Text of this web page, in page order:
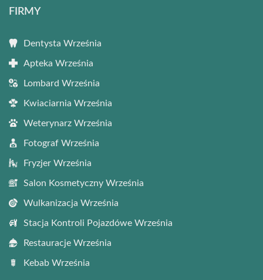
FIRMY
Dentysta Września
Apteka Września
Lombard Września
Kwiaciarnia Września
Weterynarz Września
Fotograf Września
Fryzjer Września
Salon Kosmetyczny Września
Wulkanizacja Września
Stacja Kontroli Pojazdówe Września
Restauracje Września
Kebab Września